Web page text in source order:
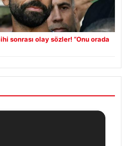
sonrası olay sözler! “Onu orada